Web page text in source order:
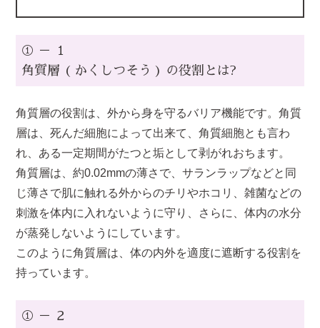
① － １
角質層 ( かくしつそう ) の役割とは?
角質層の役割は、外から身を守るバリア機能です。角質
層は、死んだ細胞によって出来て、角質細胞とも言わ
れ、ある一定期間がたつと垢として剥がれおちます。
角質層は、約0.02mmの薄さで、サランラップなどと同
じ薄さで肌に触れる外からのチリやホコリ、雑菌などの
刺激を体内に入れないように守り、さらに、体内の水分
が蒸発しないようにしています。
このように角質層は、体の内外を適度に遮断する役割を
持っています。
① － ２